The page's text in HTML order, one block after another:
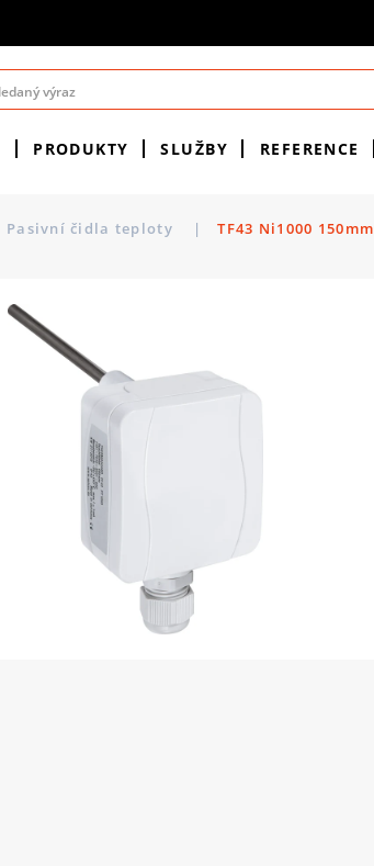
PRODUKTY SLUŽBY REFERENCE
Pasivní čidla teploty | TF43 Ni1000 150mm